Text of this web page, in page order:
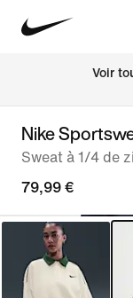
Voir
Nike
Sweat à 1/4 de
79,99 €